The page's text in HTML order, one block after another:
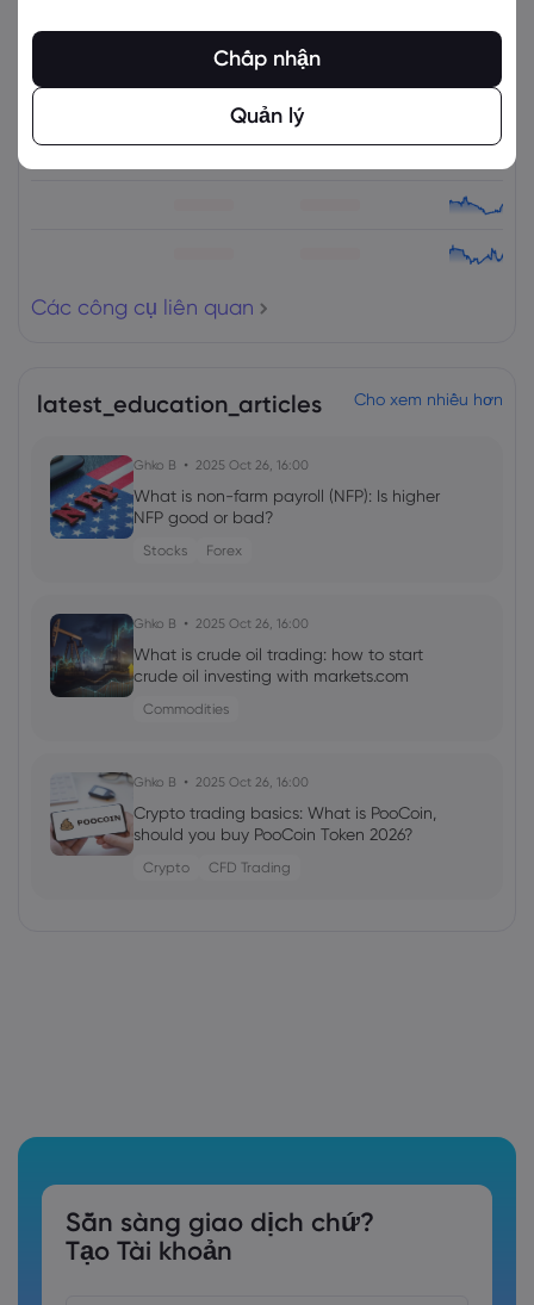
Bán Mua
Các công cụ liên quan
latest_education_articles Cho xem nhiều hơn
Ghko B 2025 Oct 26, 16:00
What is non-farm payroll (NFP): Is higher
NFP good or bad?
Stocks Forex
Ghko B 2025 Oct 26, 16:00
What is crude oil trading: how to start
crude oil investing with markets.com
Commodities
Ghko B 2025 Oct 26, 16:00
Crypto trading basics: What is PooCoin,
should you buy PooCoin Token 2026?
Crypto CFD Trading
Sẵn sàng giao dịch chứ?
Tạo Tài khoản
Chấp nhận
Quản lý